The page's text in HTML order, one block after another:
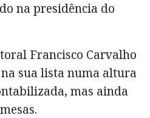
na presidência do
Francisco Carvalho
sua lista numa altura
mas ainda